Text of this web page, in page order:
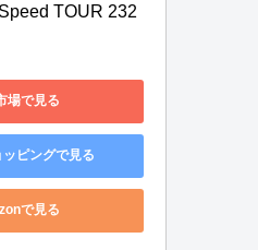
TOUR 232
場で見る
ピングで見る
で見る